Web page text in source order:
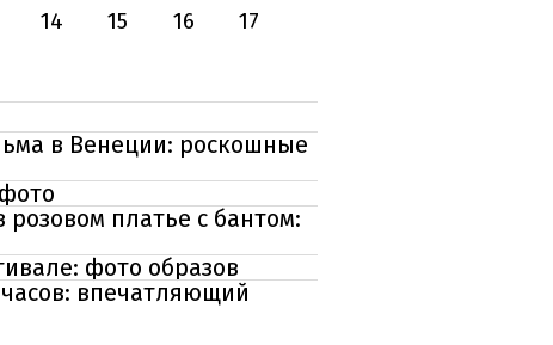
14 15 16
17
в Венеции: роскошные
платье с бантом:
фото образов
впечатляющий